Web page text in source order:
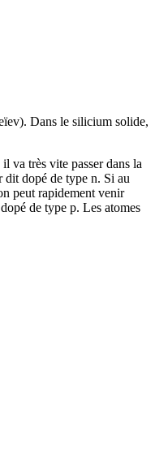
Dans le silicium solide,
va très vite passer dans la
dit dopé de type n. Si au
peut rapidement venir
de type p. Les atomes